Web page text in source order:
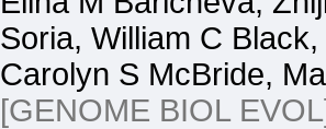
Soria, William C
Carolyn S McBride,
[GENOME BIOL